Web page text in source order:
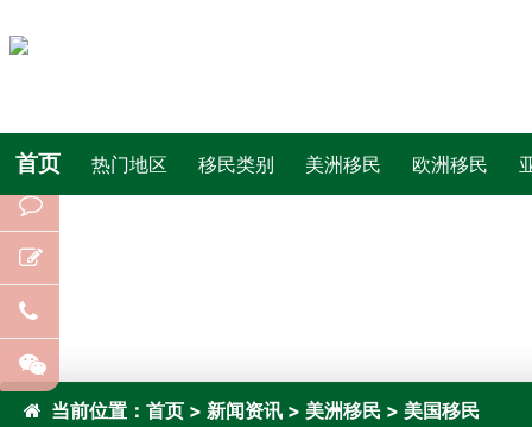
首页 热门地区 移民类别 美洲移民 欧洲移民
当前位置： 首页 > 新闻资讯 > 美洲移民 > 美国移民